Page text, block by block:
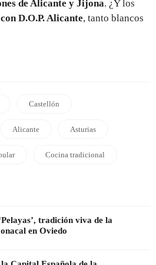
de Alicante y Jijona. ¿Y los
con D.O.P. Alicante, tanto blancos
Castellón
Alicante Asturias
Cocina tradicional
tradición viva de la
en Oviedo